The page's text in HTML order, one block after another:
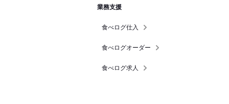
業務支援
食べログ仕入
食べログオーダー
食べログ求人